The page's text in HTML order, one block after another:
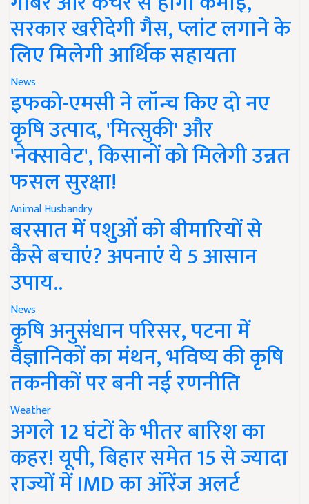
सरकार खरीदेगी गैस, प्लांट लगाने के
लिए मिलेगी आर्थिक सहायता
News
इफको-एमसी ने लॉन्च किए दो नए
कृषि उत्पाद, 'मित्सुकी' और
'नेक्सावेट', किसानों को मिलेगी उन्नत
फसल सुरक्षा!
Animal Husbandry
बरसात में पशुओं को बीमारियों से
कैसे बचाएं? अपनाएं ये 5 आसान
उपाय..
News
कृषि अनुसंधान परिसर, पटना में
वैज्ञानिकों का मंथन, भविष्य की कृषि
तकनीकों पर बनी नई रणनीति
Weather
अगले 12 घंटों के भीतर बारिश का
कहर! यूपी, बिहार समेत 15 से ज्यादा
राज्यों में IMD का ऑरेंज अलर्ट